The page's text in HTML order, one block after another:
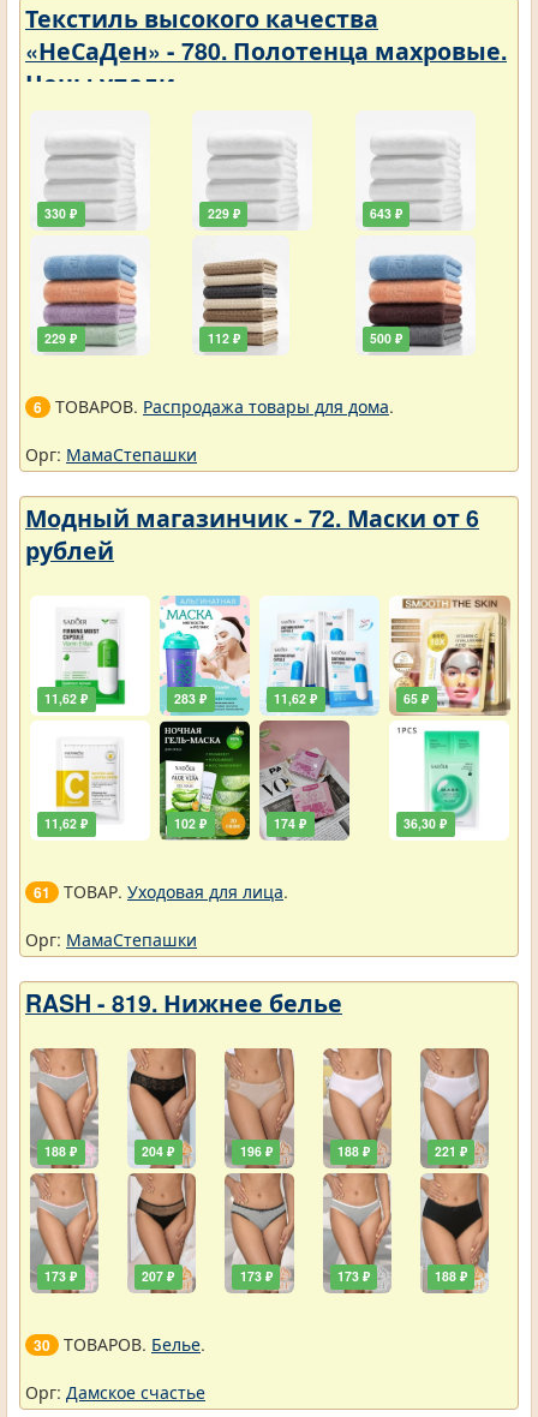
Текстиль высокого качества
«НеСаДен» - 780. Полотенца махровые.
Цены упали
330 ₽
229 ₽
229 ₽
112 ₽
643 ₽
500 ₽
6 ТОВАРОВ. Распродажа товары для дома.
Орг: МамаСтепашки
Модный магазинчик - 72. Маски от 6
рублей
11,62 ₽
11,62 ₽
283 ₽
102 ₽
11,62 ₽
174 ₽
65 ₽
36,30 ₽
61 ТОВАР. Уходовая для лица.
Орг: МамаСтепашки
RASH - 819. Нижнее белье
188 ₽
173 ₽
204 ₽
207 ₽
196 ₽
173 ₽
188 ₽
173 ₽
221 ₽
188 ₽
30 ТОВАРОВ. Белье.
Орг: Дамское счастье